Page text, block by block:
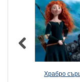
Храбро